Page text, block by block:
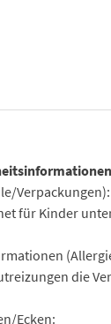
Verpackungen):
für Kinder
die
Ecken: